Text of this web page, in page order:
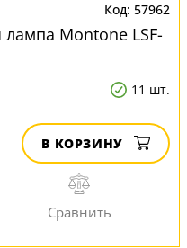
57962
Montone LSF-
11 шт.
В КОРЗИНУ